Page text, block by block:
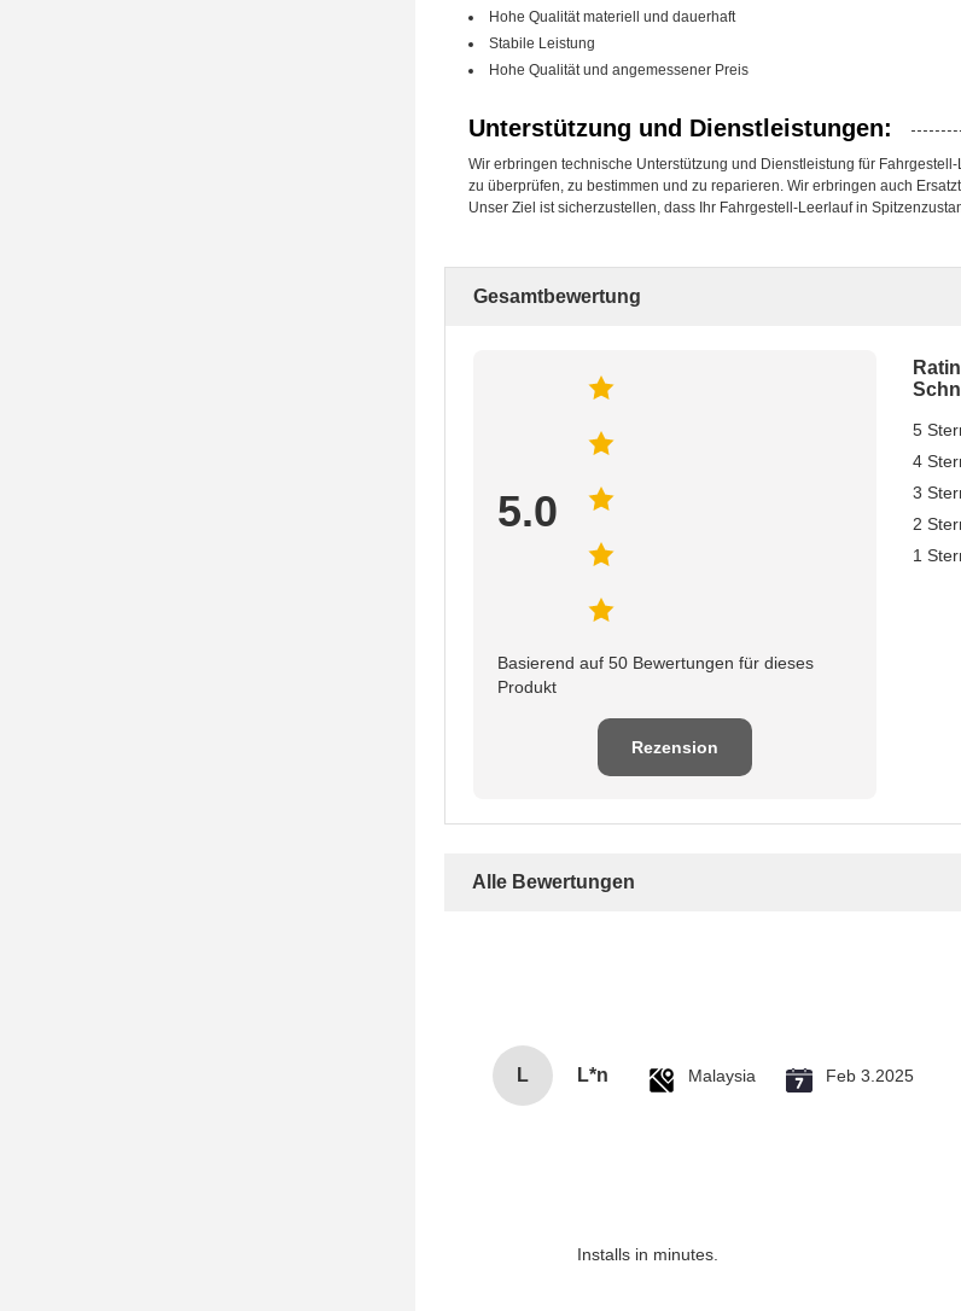
Hohe Qualität materiell und dauerhaft
Stabile Leistung
Hohe Qualität und angemessener Preis
Unterstützung und Dienstleistungen:
Wir erbringen technische Unterstützung und Dienstleistung für
zu überprüfen, zu bestimmen und zu reparieren. Wir erbringen auch
Unser Ziel ist sicherzustellen, dass Ihr Fahrgestell-Leerlauf in
Gesamtbewertung
5.0
Basierend auf 50 Bewertungen für dieses
Produkt
Rezension
5
4
3
2
1
Alle Bewertungen
L L*n Malaysia Feb 3.2025
Installs in minutes.